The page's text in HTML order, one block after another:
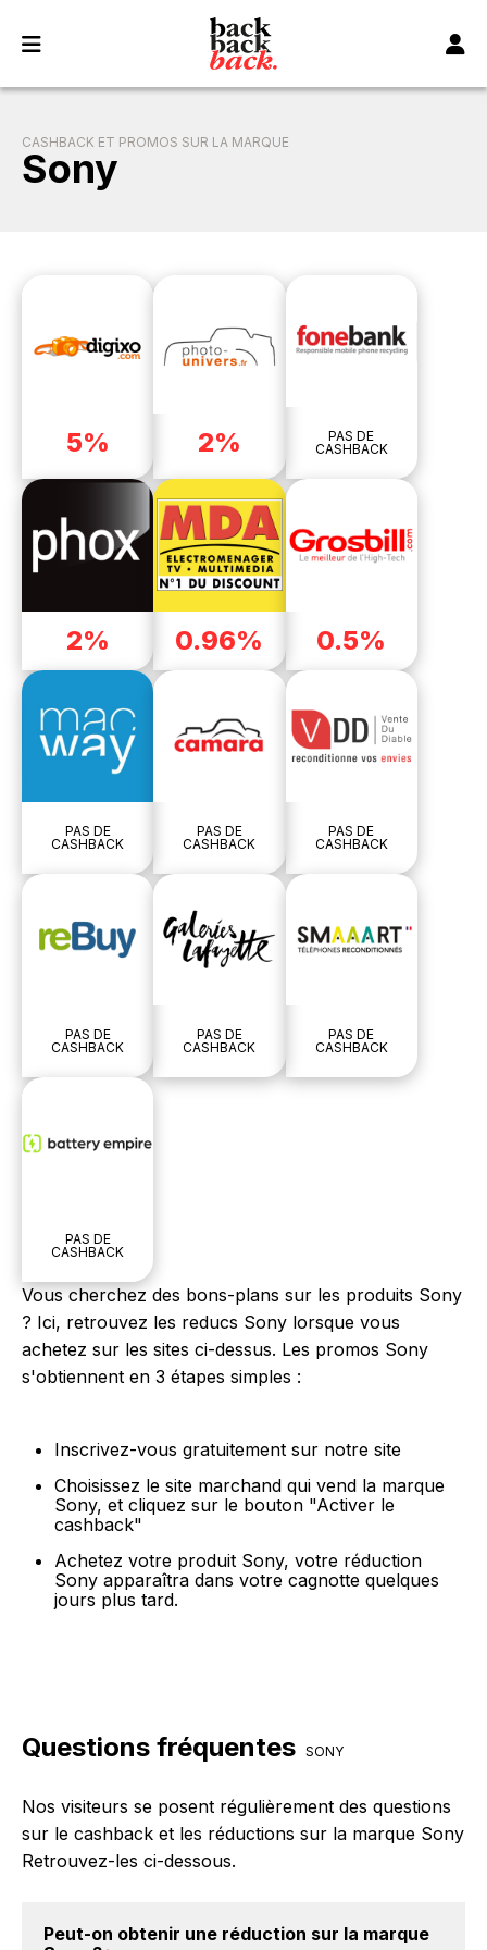
CASHBACK ET PROMOS SUR LA MARQUE
Sony
5% 2%
PAS DE
CASHBACK
2% 0.96% 0.5%
PAS DE
CASHBACK
PAS DE
CASHBACK
PAS DE
CASHBACK
PAS DE
CASHBACK
PAS DE
CASHBACK
PAS DE
CASHBACK
PAS DE
CASHBACK
Vous cherchez des bons-plans sur les produits Sony
? Ici, retrouvez les reducs Sony lorsque vous
achetez sur les sites ci-dessus. Les promos Sony
s'obtiennent en 3 étapes simples :
Inscrivez-vous gratuitement sur notre site
Choisissez le site marchand qui vend la marque
Sony, et cliquez sur le bouton "Activer le
cashback"
Achetez votre produit Sony, votre réduction
Sony apparaîtra dans votre cagnotte quelques
jours plus tard.
Questions fréquentes SONY
Nos visiteurs se posent régulièrement des questions
sur le cashback et les réductions sur la marque Sony
Retrouvez-les ci-dessous.
Peut-on obtenir une réduction sur la marque